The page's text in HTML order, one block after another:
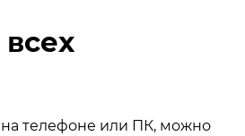
на телефоне или ПК, можно